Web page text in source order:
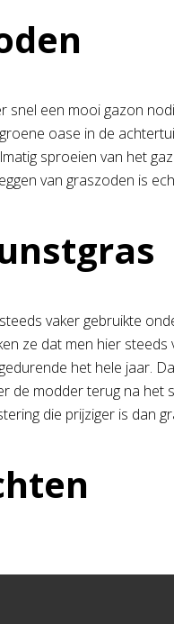
snel een mooi gazon
oase in de
sproeien van het
van graszoden is
vaker gebruikte
ze dat men hier
het hele jaar.
de modder terug na het
die prijziger is dan